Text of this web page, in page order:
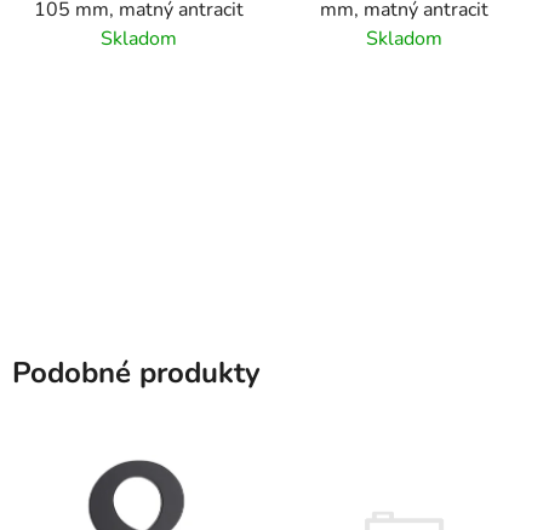
105 mm, matný antracit
Skladom
mm, matný antracit
Skladom
Podobné produkty